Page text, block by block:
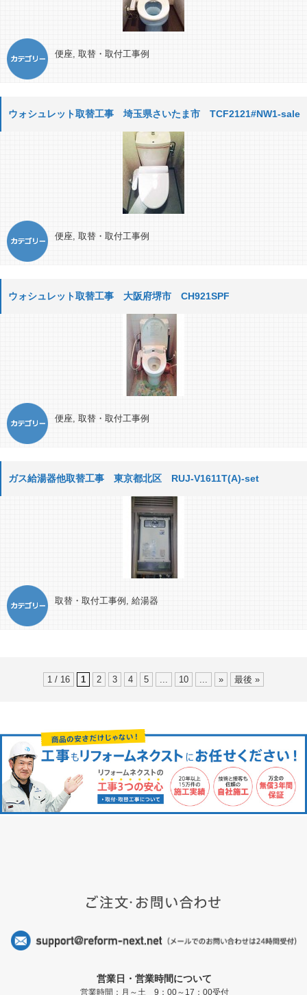
便座, 取替・取付工事例
ウォシュレット取替工事 埼玉県さいたま市 TCF2121#NW1-sale
便座, 取替・取付工事例
ウォシュレット取替工事 大阪府堺市 CH921SPF
便座, 取替・取付工事例
ガス給湯器他取替工事 東京都北区 RUJ-V1611T(A)-set
取替・取付工事例 , 給湯器
1 / 16 1 2 3 4 5 ... 10 ... » 最後 »
営業日・営業時間について
営業時間：月～土 9：00～17：00受付